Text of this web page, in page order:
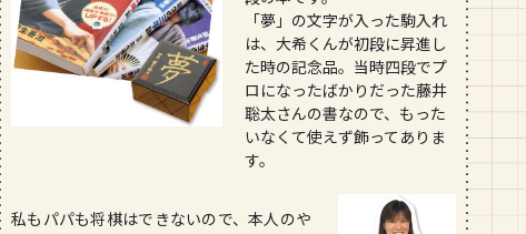
「夢」の文字が入った駒入れ
は、大希くんが初段に昇進し
た時の記念品。当時四段でプ
ロになったばかりだった藤井
聡太さんの書なので、もった
いなくて使えず飾ってありま
す。
私もパパも将棋はできないので、本人のや